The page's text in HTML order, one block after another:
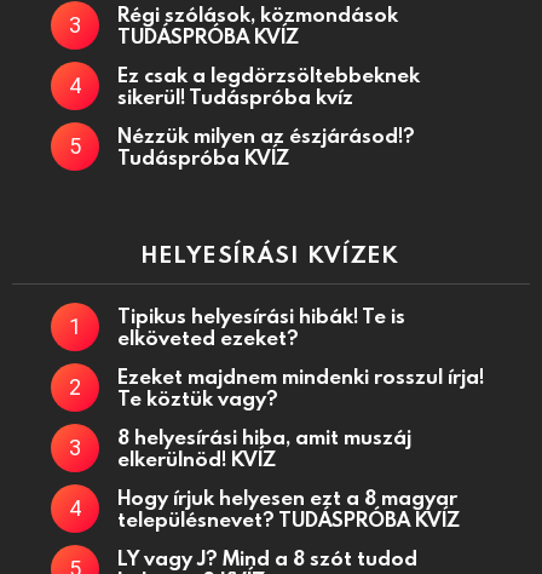
Régi szólások, közmondások
TUDÁSPRÓBA KVÍZ
Ez csak a legdörzsöltebbeknek
sikerül! Tudáspróba kvíz
Nézzük milyen az észjárásod!?
Tudáspróba KVÍZ
HELYESÍRÁSI KVÍZEK
Tipikus helyesírási hibák! Te is
elköveted ezeket?
Ezeket majdnem mindenki rosszul írja!
Te köztük vagy?
8 helyesírási hiba, amit muszáj
elkerülnöd! KVÍZ
Hogy írjuk helyesen ezt a 8 magyar
településnevet? TUDÁSPRÓBA KVÍZ
LY vagy J? Mind a 8 szót tudod